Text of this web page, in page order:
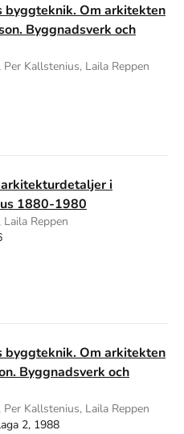
byggteknik. Om arkitekten
Byggnadsverk och
Per Kallstenius, Laila Reppen
i
1880-1980
Laila Reppen
byggteknik. Om arkitekten
Byggnadsverk och
Per Kallstenius, Laila Reppen
2, 1988